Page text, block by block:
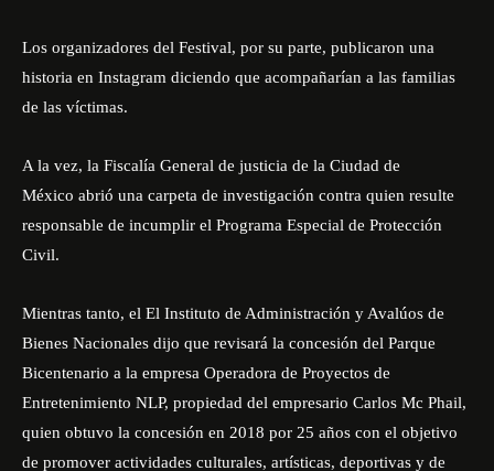
Los organizadores del Festival, por su parte, publicaron una
historia en Instagram diciendo que acompañarían a las familias
de las víctimas.
A la vez, la Fiscalía General de justicia de la Ciudad de
México abrió una carpeta de investigación contra quien resulte
responsable de incumplir el Programa Especial de Protección
Civil.
Mientras tanto, el El Instituto de Administración y Avalúos de
Bienes Nacionales dijo que revisará la concesión del Parque
Bicentenario a la empresa Operadora de Proyectos de
Entretenimiento NLP, propiedad del empresario Carlos Mc Phail,
quien obtuvo la concesión en 2018 por 25 años con el objetivo
de promover actividades culturales, artísticas, deportivas y de